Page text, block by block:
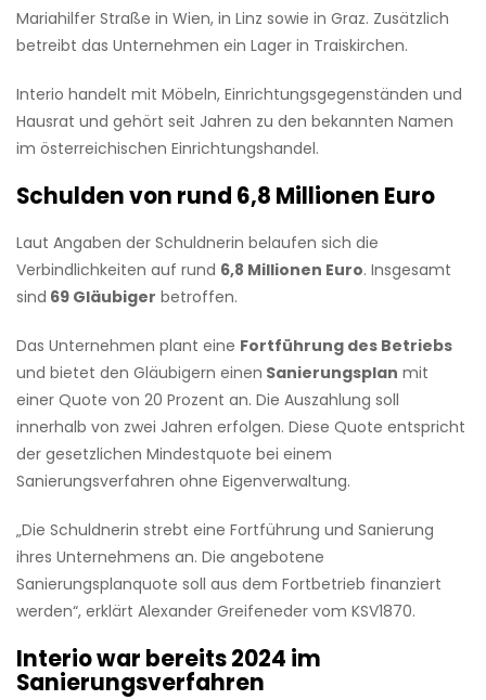
Mariahilfer Straße in Wien, in Linz sowie in Graz. Zusätzlich
betreibt das Unternehmen ein Lager in Traiskirchen.
Interio handelt mit Möbeln, Einrichtungsgegenständen und
Hausrat und gehört seit Jahren zu den bekannten Namen
im österreichischen Einrichtungshandel.
Schulden von rund 6,8 Millionen Euro
Laut Angaben der Schuldnerin belaufen sich die
Verbindlichkeiten auf rund 6,8 Millionen Euro. Insgesamt
sind 69 Gläubiger betroffen.
Das Unternehmen plant eine Fortführung des Betriebs
und bietet den Gläubigern einen Sanierungsplan mit
einer Quote von 20 Prozent an. Die Auszahlung soll
innerhalb von zwei Jahren erfolgen. Diese Quote entspricht
der gesetzlichen Mindestquote bei einem
Sanierungsverfahren ohne Eigenverwaltung.
„Die Schuldnerin strebt eine Fortführung und Sanierung
ihres Unternehmens an. Die angebotene
Sanierungsplanquote soll aus dem Fortbetrieb finanziert
werden“, erklärt Alexander Greifeneder vom KSV1870.
Interio war bereits 2024 im
Sanierungsverfahren